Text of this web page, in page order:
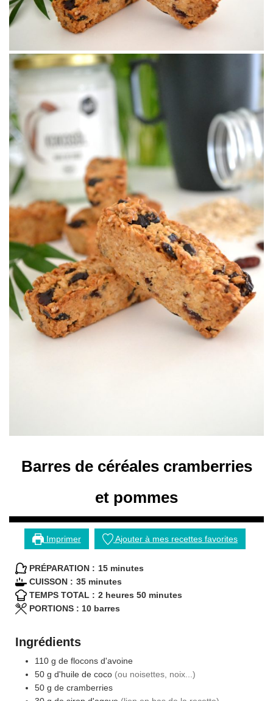
Barres de céréales cramberries
et pommes
Imprimer Ajouter à mes recettes favorites
PRÉPARATION : 15minutes
minutes
CUISSON : 35minutes
minutes
TEMPS TOTAL : 2heures
heures 50minutes
minutes
PORTIONS : 10 barres
Ingrédients
110 g de flocons d'avoine
50 g d'huile de coco (ou noisettes, noix...)
50 g de cramberries